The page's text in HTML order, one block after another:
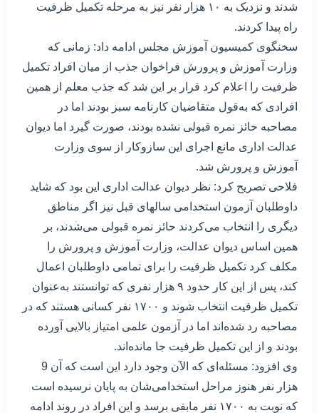
شدند و نزدیک به ۱۰ هزار نفر نیز به مرحله تکمیل ظرفیت
راه پیدا کردند.
سخنگوی کمیسیون آموزش مجلس ادامه داد: زمانی که
وزارت آموزش و پرورش فراخوان جذب از میان افراد تکمیل
ظرفیت را اعلام کرد قرار بر این شد که جذب معلم از همین
افرادی که به‌قول متقاضیان کارنامه سبز بودند اما در
مصاحبه حائز نمره قبولی نشده بودند، صورت گیرد اما دیوان
عدالت اداری مانع اجرای این سازوکار از سوی وزارت
آموزش و پرورش شد.
فلاحی تصریح کرد: نظر دیوان عدالت اداری این بود که شاید
داوطلبان آزمون استخدامی سالهای قبل نیز اگر مناطق
دیگری را انتخاب می‌کردند حائز نمره قبولی می‌شدند، بر
همین اساس دیوان عدالت، وزارت آموزش و پرورش را
مکلف کرد تکمیل ظرفیت را برای تمامی داوطلبان اعمال
کند، پس از این کار حدود ۹ هزار نفری که توانستند به‌عنوان
تکمیل ظرفیت انتخاب شوند و ۱۷۰۰ نفر کسانی هستند که در
مصاحبه رد شده‌اند اما در آزمون علمی امتیاز بالایی آورده
بودند و از این تکمیل ظرفیت جا مانده‌اند.
وی افزود: مسئله‌ای که الآن وجود دارد این است که آن 9
هزار نفر هنوز مراحل استخدامی‌شان به پایان نرسیده است
که نوبت به ۱۷۰۰ نفر مابقی برسد و این افراد در روند ادامه